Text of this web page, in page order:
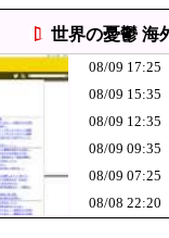
反核団体の
果……
JPG
【神対応】？
ｗｗｗｗｗ
なぜ今、熊本で「軍
韓国人「オ・セフ
JPG 産経新聞 佐渡金山
PNG
【悲報】長崎の
西日本新聞社説
JPG 韓国サッカー協会
世界の憂鬱 海
08/09 17:25
08/09 15:35
08/09 12:35
08/09 09:35
08/09 07:25
08/08 22:20